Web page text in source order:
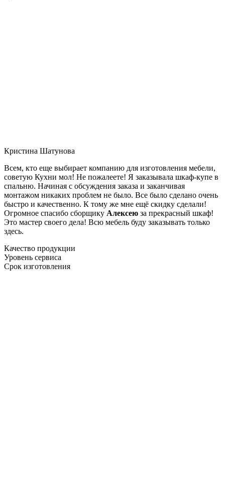
Кристина Шатунова
Всем, кто еще выбирает компанию для изготовления мебели,
советую Кухни мол! Не пожалеете! Я заказывала шкаф-купе в
спальню. Начиная с обсуждения заказа и заканчивая
монтажом никаких проблем не было. Все было сделано очень
быстро и качественно. К тому же мне ещё скидку сделали!
Огромное спасибо сборщику Алексею за прекрасный шкаф!
Это мастер своего дела! Всю мебель буду заказывать только
здесь.
Качество продукции
Уровень сервиса
Срок изготовления